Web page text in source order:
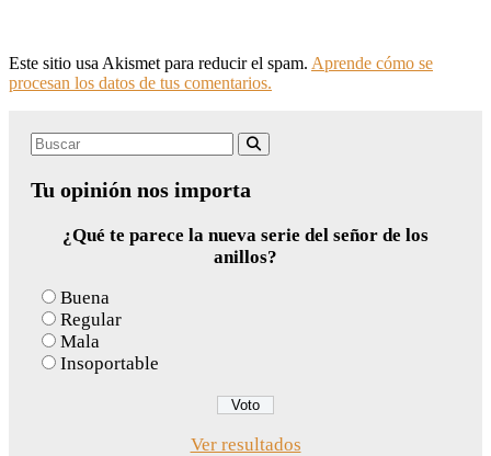
Este sitio usa Akismet para reducir el spam. Aprende cómo se
procesan los datos de tus comentarios.
Search
Tu opinión nos importa
¿Qué te parece la nueva serie del señor de los
anillos?
Buena
Regular
Mala
Insoportable
Ver resultados